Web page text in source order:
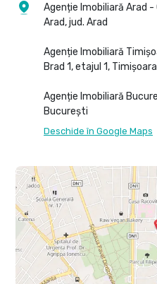
Agenție Imobiliară Arad -
Arad, jud. Arad
Agenție Imobiliară
Brad 1, etajul 1,
Agenție Imobiliară
București
Deschide în Google Maps